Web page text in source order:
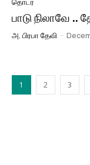
தொடர்
பாடு நிலாவே ..
அ. பிரபா தேவி -
1 2 3